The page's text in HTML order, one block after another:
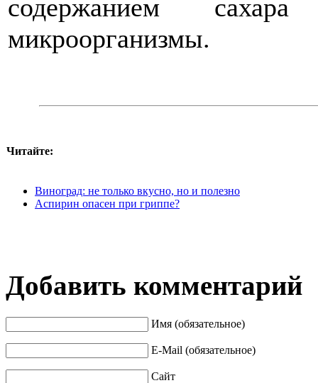
содержанием
микроорганизмы.
Читайте:
Виноград: не только вкусно, но и полезно
Аспирин опасен при гриппе?
Добавить комментарий
Имя (обязательное)
E-Mail (обязательное)
Сайт